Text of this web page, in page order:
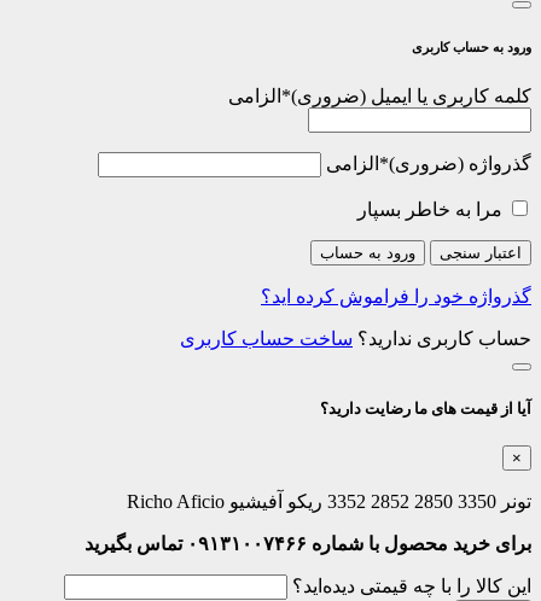
ورود به حساب کاربری
کلمه کاربری یا ایمیل * الزامی
گذرواژه * الزامی
مرا به خاطر بسپار
اعتبار سنجی ورود به حساب
گذرواژه خود را فراموش کرده اید؟
حساب کاربری ندارید؟ ساخت حساب کاربری
آیا از قیمت های ما رضایت دارید؟
×
تونر 3350 2850 2852 3352 ریکو آفیشیو Richo Aficio
برای خرید محصول با شماره ۰۹۱۳۱۰۰۷۴۶۶ تماس بگیرید
این کالا را با چه قیمتی دیده‌اید؟